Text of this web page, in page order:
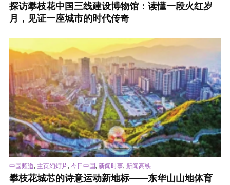
探访攀枝花中国三线建设博物馆：读懂一段火红岁
月，见证一座城市的时代传奇
中国频道, 主页幻灯片, 今日中国, 新闻时事, 新闻高铁
攀枝花城芯的诗意运动新地标——东华山山地体育